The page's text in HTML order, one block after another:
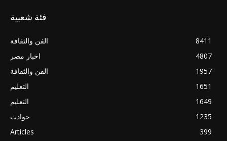
فئة شعبية
الفن والثقافة
8411
اخبار مصر
4807
الفن والثقافة
1957
التعليم
1651
التعليم
1649
حوادث
1235
Articles
399